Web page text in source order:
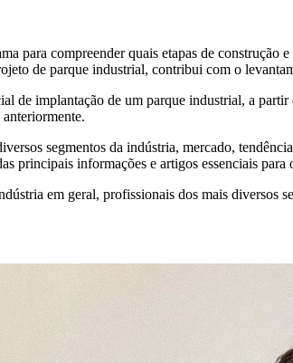
para compreender quais etapas de construção
de parque industrial, contribui com o
de implantação de um parque industrial, a
segmentos da indústria, mercado,
principais informações e artigos essenciais para
em geral, profissionais dos mais diversos